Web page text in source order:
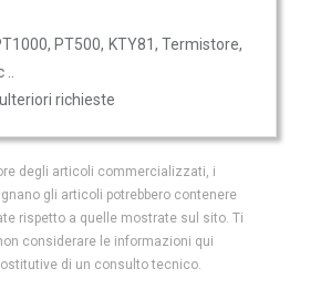
, PT500, KTY81 , Termistore,
richieste
degli articoli commercializzati, i
gli articoli potrebbero contenere
rispetto a quelle mostrate sul sito. Ti
considerare le informazioni qui
di un consulto tecnico.
Organici Volatili